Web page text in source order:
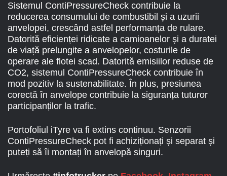
Sistemul ContiPressureCheck contribuie la
reducerea consumului de combustibil și a uzurii
anvelopei, crescând astfel performanța de rulare.
Datorită eficienței ridicate a camioanelor și a duratei
de viață prelungite a anvelopelor, costurile de
operare ale flotei scad. Datorită emisiilor reduse de
CO2, sistemul ContiPressureCheck contribuie în
mod pozitiv la sustenabilitate. În plus, presiunea
corectă în anvelope contribuie la siguranța tuturor
participanților la trafic.
Portofoliul iTyre va fi extins continuu. Senzorii
ContiPressureCheck pot fi achiziționați și separat și
puteți să îi montați în anvelopă singuri.